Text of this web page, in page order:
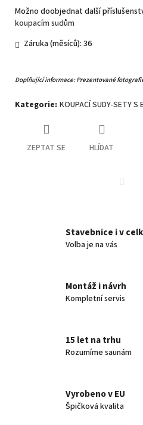
Možno doobjednat další
koupacím sudům
Záruka (měsíců): 36
Doplňující informace: Prezentované
Kategorie: KOUPACÍ SUDY-SETY S
ZEPTAT SE HLÍDAT
Stavebnice i v
Volba je na vás
Montáž i návrh
Kompletní servis
15 let na trhu
Rozumíme saunám
Vyrobeno v EU
Špičková kvalita